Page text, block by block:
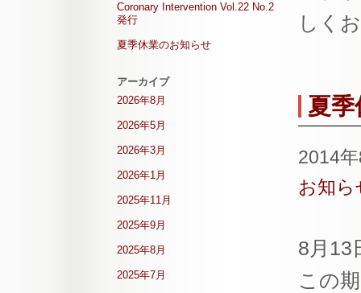
しく
夏
2014
お知ら
8月13
この
Coronary Intervention Vol.22 No.2
発行
夏季休業のお知らせ
アーカイブ
2026年8月
2026年5月
2026年3月
2026年1月
2025年11月
2025年9月
2025年8月
2025年7月